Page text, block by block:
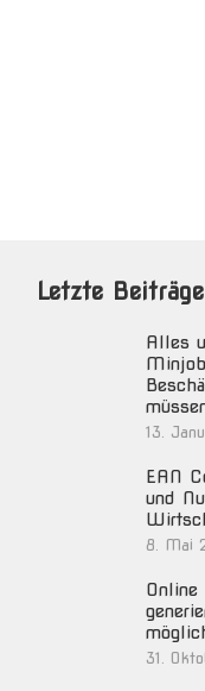
Letzte Beiträge
Alles
13.
EAN
und
8. Mai
Online
31.